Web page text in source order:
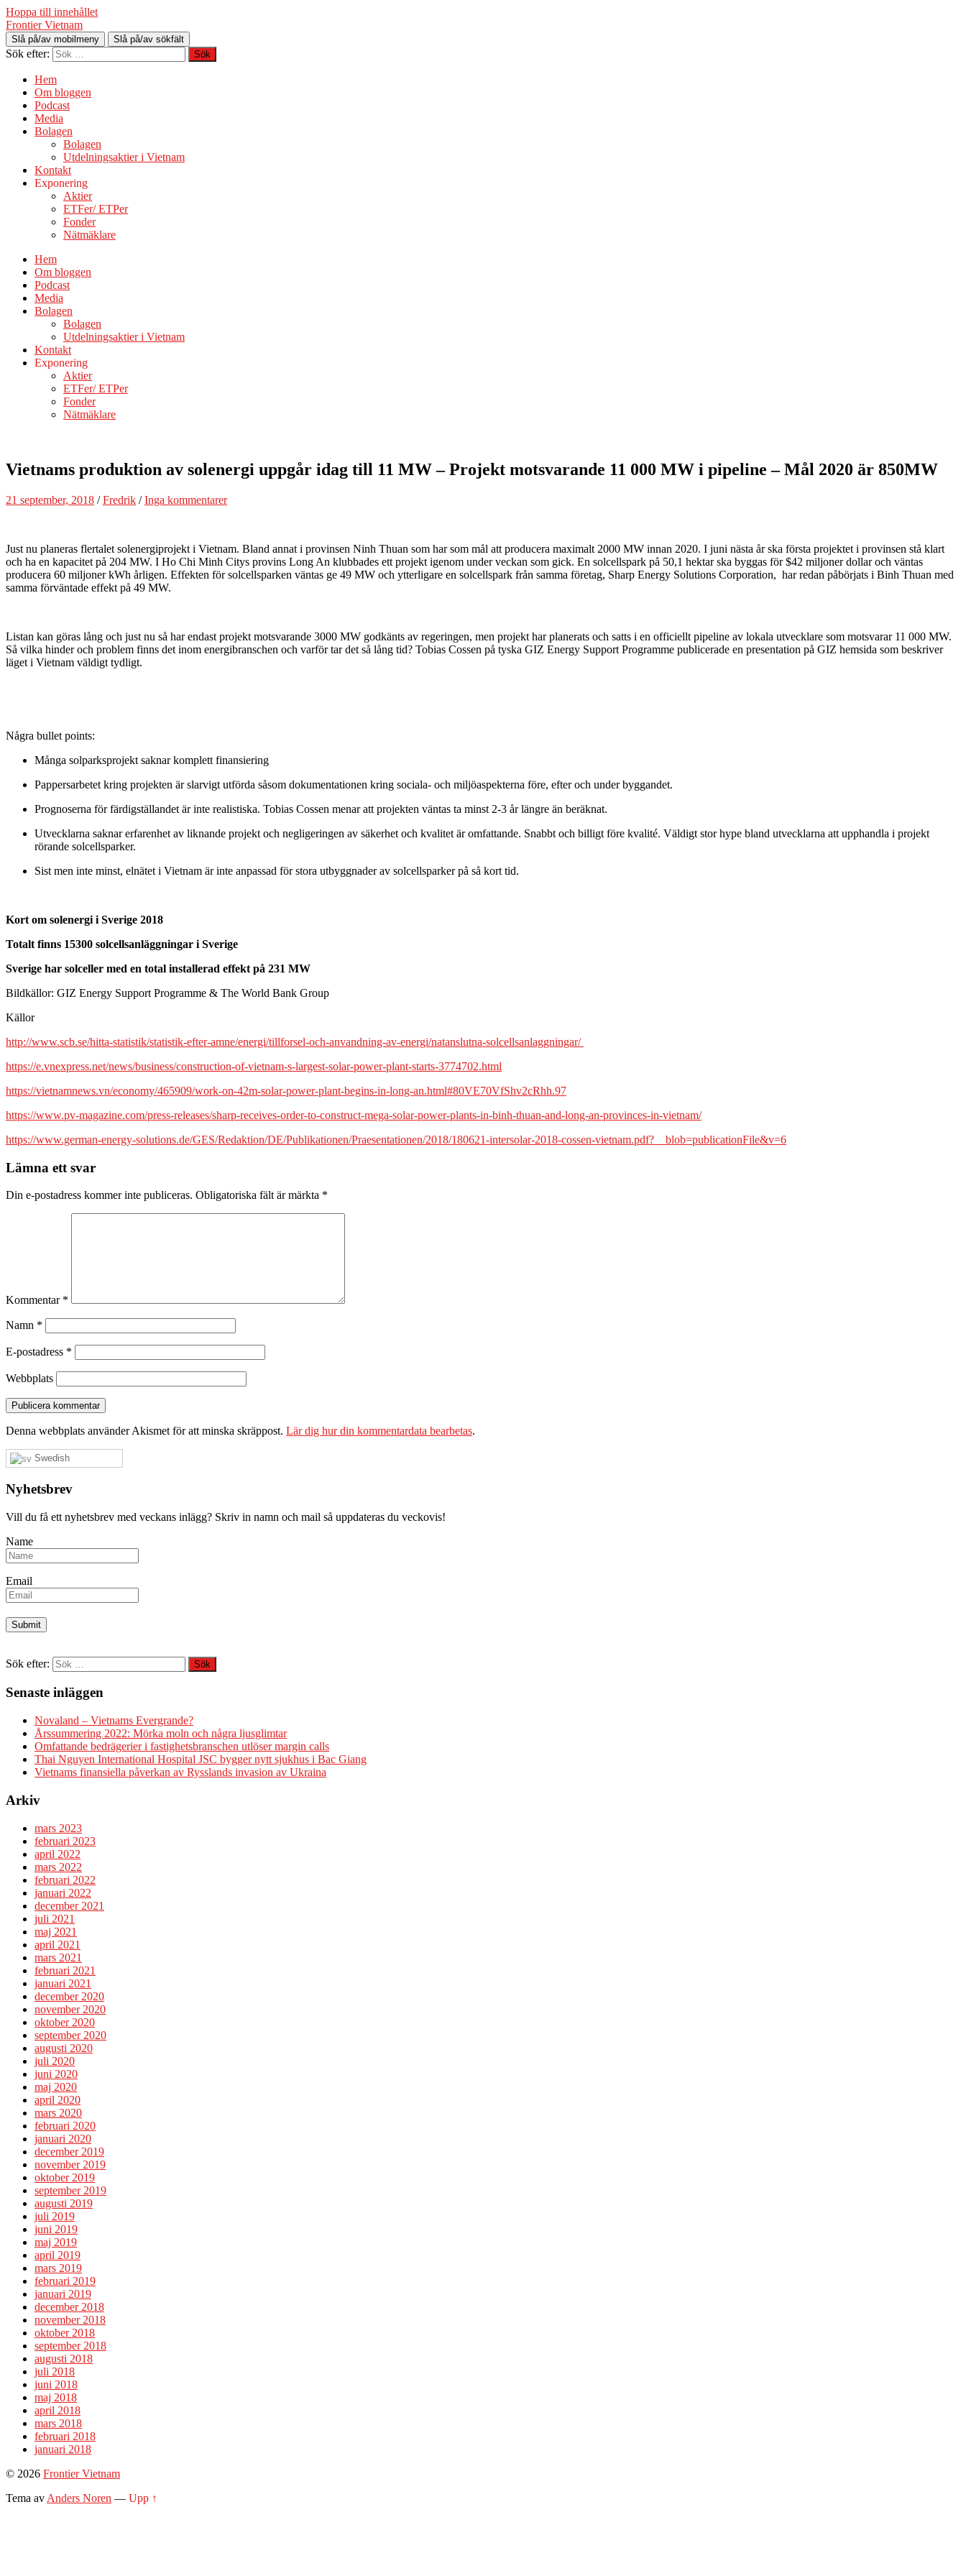
Hoppa till innehållet
Frontier Vietnam
Slå på/av mobilmeny Slå på/av sökfält
Sök efter:
Hem
Om bloggen
Podcast
Media
Bolagen
Bolagen
Utdelningsaktier i Vietnam
Kontakt
Exponering
Aktier
ETFer/ ETPer
Fonder
Nätmäklare
Hem
Om bloggen
Podcast
Media
Bolagen
Bolagen
Utdelningsaktier i Vietnam
Kontakt
Exponering
Aktier
ETFer/ ETPer
Fonder
Nätmäklare
Vietnams produktion av solenergi uppgår idag till 11 MW – Projekt motsvarande 11 000 MW i pipeline – Mål 2020 är 850MW
21 september, 2018 /Fredrik /Inga kommentarer
Just nu planeras flertalet solenergiprojekt i Vietnam. Bland annat i provinsen Ninh Thuan som har som mål att producera maximalt 2000 MW innan 2020. I juni nästa år ska första projektet i provinsen stå klart
och ha en kapacitet på 204 MW. I Ho Chi Minh Citys provins Long An klubbades ett projekt igenom under veckan som gick. En solcellspark på 50,1 hektar ska byggas för $42 miljoner dollar och väntas
producera 60 miljoner kWh årligen. Effekten för solcellsparken väntas ge 49 MW och ytterligare en solcellspark från samma företag, Sharp Energy Solutions Corporation, har redan påbörjats i Binh Thuan med
samma förväntade effekt på 49 MW.
Listan kan göras lång och just nu så har endast projekt motsvarande 3000 MW godkänts av regeringen, men projekt har planerats och satts i en officiellt pipeline av lokala utvecklare som motsvarar 11 000 MW.
Så vilka hinder och problem finns det inom energibranschen och varför tar det så lång tid? Tobias Cossen på tyska GIZ Energy Support Programme publicerade en presentation på GIZ hemsida som beskriver
läget i Vietnam väldigt tydligt.
Några bullet points:
Många solparksprojekt saknar komplett finansiering
Pappersarbetet kring projekten är slarvigt utförda såsom dokumentationen kring sociala- och miljöaspekterna före, efter och under byggandet.
Prognoserna för färdigställandet är inte realistiska. Tobias Cossen menar att projekten väntas ta minst 2-3 år längre än beräknat.
Utvecklarna saknar erfarenhet av liknande projekt och negligeringen av säkerhet och kvalitet är omfattande. Snabbt och billigt före kvalité. Väldigt stor hype bland utvecklarna att upphandla i projekt
rörande solcellsparker.
Sist men inte minst, elnätet i Vietnam är inte anpassad för stora utbyggnader av solcellsparker på så kort tid.
Kort om solenergi i Sverige 2018
Totalt finns 15300 solcellsanläggningar i Sverige
Sverige har solceller med en total installerad effekt på 231 MW
Bildkällor: GIZ Energy Support Programme & The World Bank Group
Källor
http://www.scb.se/hitta-statistik/statistik-efter-amne/energi/tillforsel-och-anvandning-av-energi/natanslutna-solcellsanlaggningar/
https://e.vnexpress.net/news/business/construction-of-vietnam-s-largest-solar-power-plant-starts-3774702.html
https://vietnamnews.vn/economy/465909/work-on-42m-solar-power-plant-begins-in-long-an.html#80VE70VfShv2cRhh.97
https://www.pv-magazine.com/press-releases/sharp-receives-order-to-construct-mega-solar-power-plants-in-binh-thuan-and-long-an-provinces-in-vietnam/
https://www.german-energy-solutions.de/GES/Redaktion/DE/Publikationen/Praesentationen/2018/180621-intersolar-2018-cossen-vietnam.pdf?__blob=publicationFile&v=6
Lämna ett svar
Din e-postadress kommer inte publiceras. Obligatoriska fält är märkta *
Kommentar *
Namn *
E-postadress *
Webbplats
Denna webbplats använder Akismet för att minska skräppost. Lär dig hur din kommentardata bearbetas.
Swedish
Nyhetsbrev
Vill du få ett nyhetsbrev med veckans inlägg? Skriv in namn och mail så uppdateras du veckovis!
Name
Email
Sök efter:
Senaste inläggen
Novaland – Vietnams Evergrande?
Årssummering 2022: Mörka moln och några ljusglimtar
Omfattande bedrägerier i fastighetsbranschen utlöser margin calls
Thai Nguyen International Hospital JSC bygger nytt sjukhus i Bac Giang
Vietnams finansiella påverkan av Rysslands invasion av Ukraina
Arkiv
mars 2023
februari 2023
april 2022
mars 2022
februari 2022
januari 2022
december 2021
juli 2021
maj 2021
april 2021
mars 2021
februari 2021
januari 2021
december 2020
november 2020
oktober 2020
september 2020
augusti 2020
juli 2020
juni 2020
maj 2020
april 2020
mars 2020
februari 2020
januari 2020
december 2019
november 2019
oktober 2019
september 2019
augusti 2019
juli 2019
juni 2019
maj 2019
april 2019
mars 2019
februari 2019
januari 2019
december 2018
november 2018
oktober 2018
september 2018
augusti 2018
juli 2018
juni 2018
maj 2018
april 2018
mars 2018
februari 2018
januari 2018
© 2026 Frontier Vietnam
Tema av Anders Noren — Upp ↑